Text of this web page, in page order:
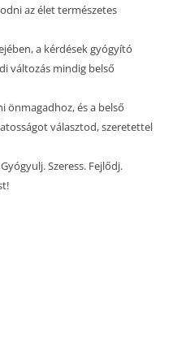
az élet természetes
a kérdések gyógyító
változás mindig belső
önmagadhoz, és a belső
választod, szeretettel
Szeress. Fejlődj.